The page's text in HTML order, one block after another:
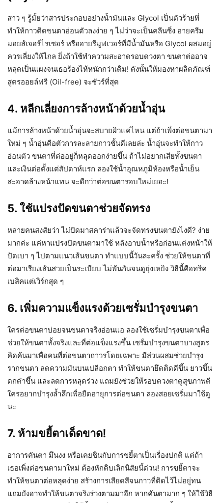
สาว ๆ รู้มั้ยว่าสารประกอบอย่างน้ำมันและ Glycol เป็นตัวร้ายที่
ทำให้กาวติดขนตาอ่อนตัวลงง่าย ๆ ไม่ว่าจะเป็นคลีนซิ่ง อายครีม
มอยส์เจอร์ไรเซอร์ หรืออายรีมูฟเวอร์ที่มีน้ำมันหรือ Glycol ผสมอยู่
ควรเลี่ยงให้ไกล ยิ่งถ้าใช้ทำความสะอาดรอบดวงตา ขนตาต่ออาจ
หลุดเป็นแผงจนเธอร้องไห้หนักกว่าเดิม! ดังนั้นให้มองหาผลิตภัณฑ์
สูตรออยล์ฟรี (Oil-free) จะชัวร์ที่สุด
4. หลีกเลี่ยงการล้างหน้าด้วยน้ำอุ่น
แม้การล้างหน้าด้วยน้ำอุ่นจะสบายผิวแค่ไหน แต่ถ้าเพิ่งต่อขนตามา
ใหม่ ๆ น้ำอุ่นคือตัวการละลายกาวชั้นดีเลยล่ะ น้ำอุ่นจะทำให้กาว
อ่อนตัว ขนตาที่ต่ออยู่ก็หลุดออกง่ายขึ้น ถ้าไม่อยากเสียทั้งขนตา
และเงินต่อตั้งแต่สัปดาห์แรก ลองใช้น้ำอุณหภูมิห้องหรือน้ำเย็น
สะอาดล้างหน้าแทน จะดีกว่าต่อขนตารอบใหม่เยอะ!
5. ใช้แปรงปัดขนตาช่วยจัดทรง
หลายคนสงสัยว่า ไม่ปัดมาสคาร่าแล้วจะจัดทรงขนตายังไงดี? ง่าย
มากค่ะ แค่หาแปรงปัดขนตามาใช้ หลังอาบน้ำหรือก่อนแต่งหน้าให้
ปัดเบา ๆ ไปตามแนวเส้นขนตา ทำแบบนี้วันละครั้ง ช่วยให้ขนตาที่
ต่อมาเรียงเส้นสวยเป็นระเบียบ ไม่พันกันจนดูยุ่งเหยิง วิธีนี้คือทริค
เบสิคแต่เวิร์กสุด ๆ
6. เพิ่มความแข็งแรงด้วยเซรั่มบำรุงขนตา
ใครต่อขนตาบ่อยจนขนตาจริงอ่อนแอ ลองใช้เซรั่มบำรุงขนตาเพื่อ
ช่วยให้ขนตาทั้งจริงและที่ต่อแข็งแรงขึ้น เซรั่มบำรุงขนตาบางสูตร
คิดค้นมาเพื่อคนที่ต่อขนตาถาวรโดยเฉพาะ มีส่วนผสมช่วยบำรุง
รากขนตา ลดความมันบนเปลือกตา ทำให้ขนตายึดติดดีขึ้น ยาวขึ้น
ดกดำขึ้น และลดการหลุดร่วง แถมยังช่วยให้รอบดวงตาดูสุขภาพดี
ใครอยากบำรุงล้ำลึกเพื่อยืดอายุการต่อขนตา ลองสอยเซรั่มมาใช้ดู
นะ
7. ห้ามขยี้ตาเด็ดขาด!
อาการคันตา มึนงง หรือเคยชินกับการขยี้ตาเป็นเรื่องปกติ แต่ถ้า
เธอเพิ่งต่อขนตามาใหม่ ต้องหักดิบเลิกนิสัยนี้ด่วน! การขยี้ตาจะ
ทำให้ขนตาต่อหลุดง่าย สร้างการเสียดสีจนกาวที่ติดไว้ไม่อยู่ทน
แถมยังอาจทำให้ขนตาจริงร่วงตามมาอีก หากคันตามาก ๆ ให้ใช้วิธี